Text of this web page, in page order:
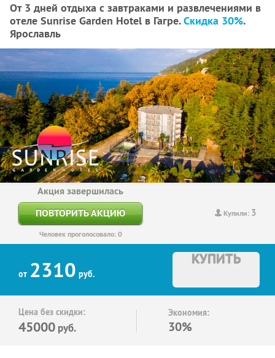
От 3 дней отдыха с завтраками и развлечениями в
отеле Sunrise Garden Hotel в Гагре.Скидка 30%.
Ярославль
Купили: 3
Акция завершилась
ПОВТОРИТЬ АКЦИЮ
Человек проголосовало: 0
от 2310 руб.
КУПИТЬ
Цена без скидки:
45000 руб.
Экономия:
30%